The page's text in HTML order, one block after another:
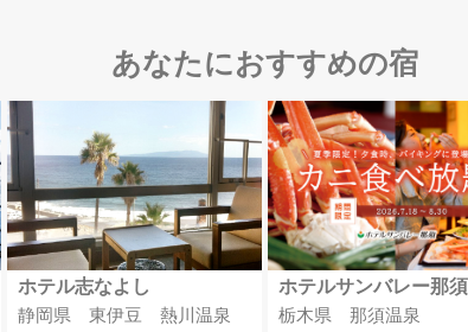
あなたにおすすめの宿
ホテル志なよし
静岡県 東伊豆 熱川温泉
ホテルサンバレー那須
栃木県 那須温泉